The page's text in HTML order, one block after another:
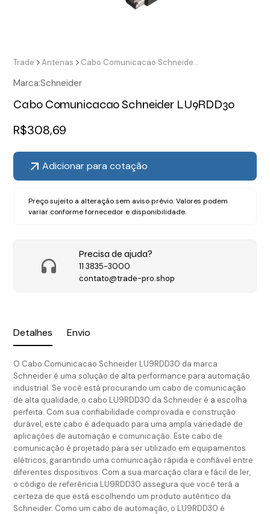
Detalhes Envio
O Cabo Comunicacao Schneider LU9RDD30 da marca
Schneider é uma solução de alta performance para automação
industrial. Se você está procurando um cabo de comunicação
de alta qualidade, o cabo LU9RDD30 da Schneider é a escolha
perfeita. Com sua confiabilidade comprovada e construção
durável, este cabo é adequado para uma ampla variedade de
aplicações de automação e comunicação. Este cabo de
comunicação é projetado para ser utilizado em equipamentos
elétricos, garantindo uma comunicação rápida e confiável entre
diferentes dispositivos. Com a sua marcação clara e fácil de ler,
o código de referência LU9RDD30 assegura que você terá a
certeza de que está escolhendo um produto autêntico da
Schneider. Como um cabo de automação, o LU9RDD30 é
Trade Antenas Cabo Comunicacao Schneider LU9RDD30
Marca:Schneider
Cabo Comunicacao Schneider LU9RDD30
R$308,69
Adicionar para cotação
Preço sujeito a alteração sem aviso prévio. Valores podem
variar conforme fornecedor e disponibilidade.
Precisa de ajuda?
11 3835-3000
contato@trade-pro.shop